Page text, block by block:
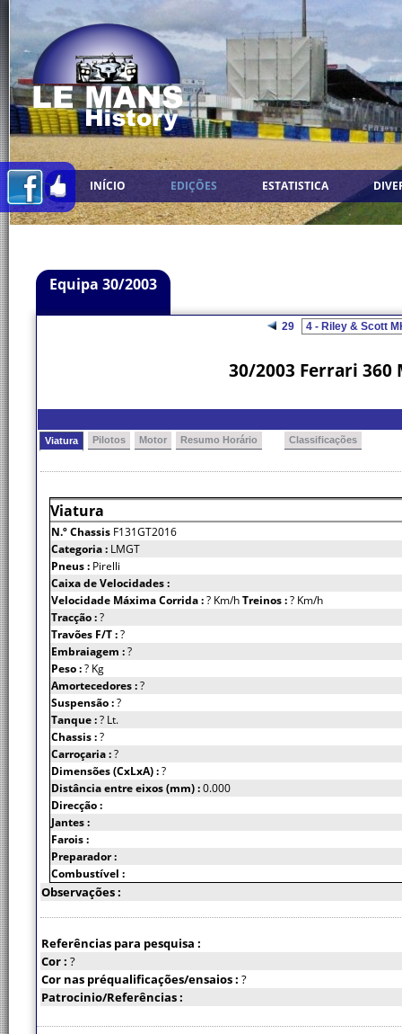
INÍCIO EDIÇÕES ESTATISTICA
Equipa 30/2003
29
30/2003 Ferrari 360
Viatura Pilotos Motor Resumo Horário Classificações
Viatura
N.º Chassis F131GT2016
Categoria : LMGT
Pneus : Pirelli
Caixa de Velocidades :
Velocidade Máxima Corrida :? Km/hTreinos :? Km/h
Tracção :?
Travões F/T :?
Embraiagem :?
Peso :? Kg
Amortecedores :?
Suspensão :?
Tanque :? Lt.
Chassis :?
Carroçaria :?
Dimensões (CxLxA) :?
Distância entre eixos (mm) :0.000
Direcção :
Jantes :
Farois :
Preparador :
Combustível :
Observações :
Referências para pesquisa :
Cor : ?
Cor nas préqualificações/ensaios : ?
Patrocinio/Referências :